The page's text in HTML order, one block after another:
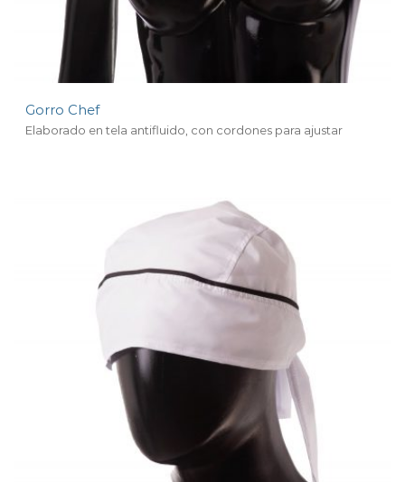
Gorro Chef
Elaborado en tela antifluido, con cordones para ajustar